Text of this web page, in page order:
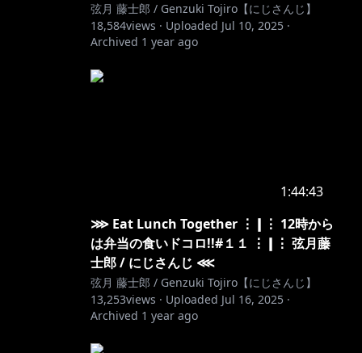
弦月 藤士郎 / Genzuki Tojiro【にじさんじ】
18,584views · Uploaded Jul 10, 2025 ·
Archived 1 year ago
1:44:43
⋙ Eat Lunch Together ⋮❙⋮ 12時から
は弁当の食いドコロ!!#１１ ⋮❙⋮ 弦月藤
士郎 / にじさんじ ⋘
弦月 藤士郎 / Genzuki Tojiro【にじさんじ】
13,253views · Uploaded Jul 16, 2025 ·
Archived 1 year ago